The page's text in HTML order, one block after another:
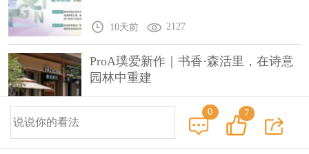
10天前 2127
ProA璞爱新作｜书香·森活里，在诗意
园林中重建
0 7